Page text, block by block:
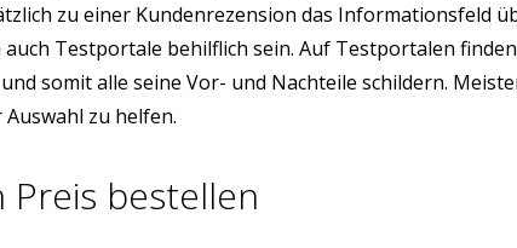
zu einer Kundenrezension das
Testportale behilflich sein. Auf Testportalen
somit alle seine Vor- und Nachteile schildern.
zu helfen.
Preis bestellen